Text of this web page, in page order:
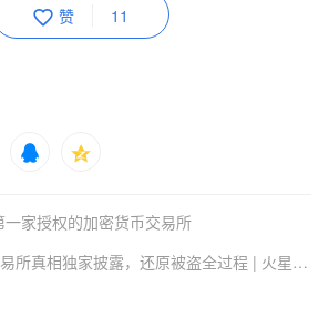
赞 11
一家授权的加密货币交易所
下一篇：DragonEX交易所真相独家披露，还原被盗全过程 | 火星号精选